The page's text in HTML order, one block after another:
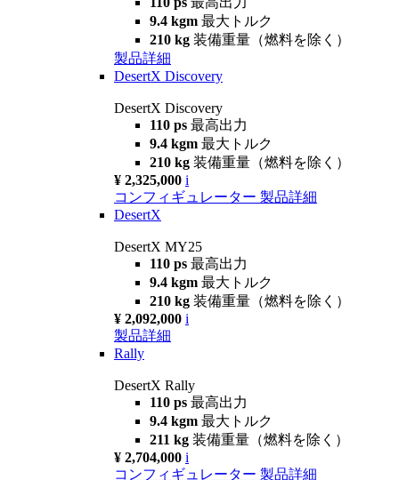
9.4 kgm 最大トルク
210 kg 装備重量（燃料を除く）
製品詳細
DesertX Discovery
DesertX Discovery
110 ps 最高出力
9.4 kgm 最大トルク
210 kg 装備重量（燃料を除く）
¥ 2,325,000 i
コンフィギュレーター 製品詳細
DesertX
DesertX MY25
110 ps 最高出力
9.4 kgm 最大トルク
210 kg 装備重量（燃料を除く）
¥ 2,092,000 i
製品詳細
Rally
DesertX Rally
110 ps 最高出力
9.4 kgm 最大トルク
211 kg 装備重量（燃料を除く）
¥ 2,704,000 i
コンフィギュレーター 製品詳細